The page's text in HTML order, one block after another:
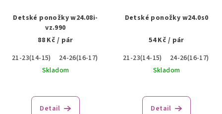
Detské ponožky w24.08i-
vz.990
88 Kč / pár
21-23(14-15)
24-26(16-17)
Skladom
Detail
Detské ponožky w24.0s0
54 Kč / pár
21-23(14-15)
24-26(16-17)
Skladom
Detail